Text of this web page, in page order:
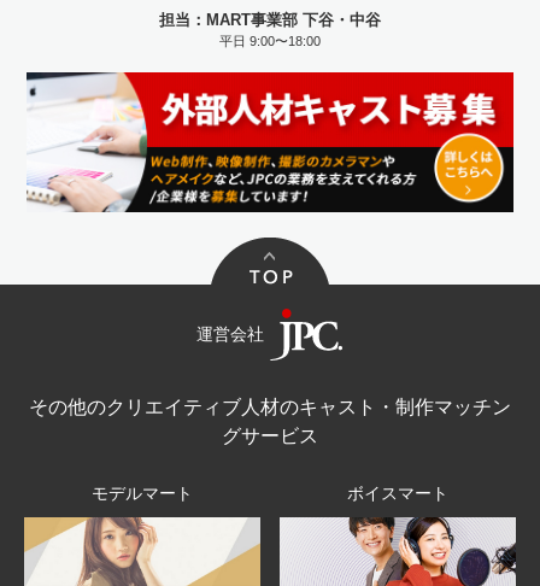
担当：MART事業部 下谷・中谷
平日 9:00〜18:00
運営会社
その他のクリエイティブ人材のキャスト・制作マッチン
グサービス
モデルマート ボイスマート